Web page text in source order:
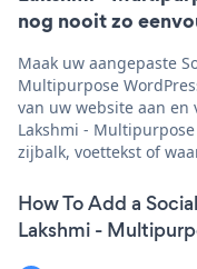
nog nooit zo
Maak uw aangepaste
Multipurpose
van uw website aan en
Lakshmi -
zijbalk, voettekst of
How To Add a
Lakshmi -